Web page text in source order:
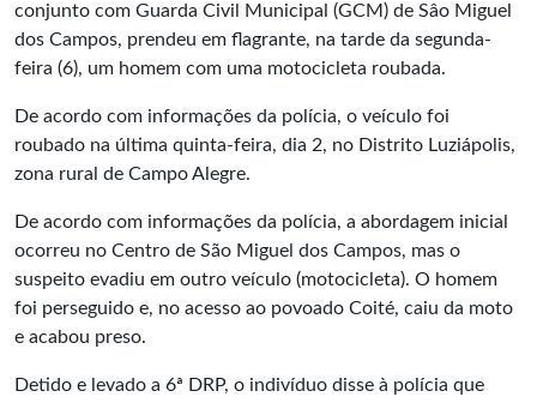
conjunto com Guarda Civil Municipal (GCM) de Sâo Miguel
dos Campos, prendeu em flagrante, na tarde da segunda-
feira (6), um homem com uma motocicleta roubada.
De acordo com informações da polícia, o veículo foi
roubado na última quinta-feira, dia 2, no Distrito Luziápolis,
zona rural de Campo Alegre.
De acordo com informações da polícia, a abordagem inicial
ocorreu no Centro de São Miguel dos Campos, mas o
suspeito evadiu em outro veículo (motocicleta). O homem
foi perseguido e, no acesso ao povoado Coité, caiu da moto
e acabou preso.
Detido e levado a 6ª DRP, o indivíduo disse à polícia que